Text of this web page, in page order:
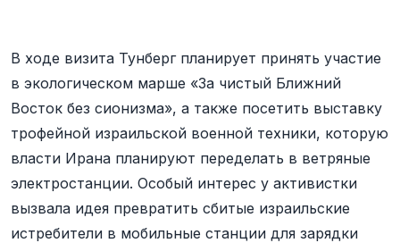
В ходе визита Тунберг планирует принять участие
в экологическом марше «За чистый Ближний
Восток без сионизма», а также посетить выставку
трофейной израильской военной техники, которую
власти Ирана планируют переделать в ветряные
электростанции. Особый интерес у активистки
вызвала идея превратить сбитые израильские
истребители в мобильные станции для зарядки